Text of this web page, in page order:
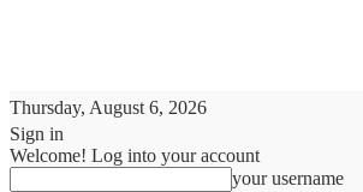
Thursday, August 6, 2026
Sign in
Welcome! Log into your account
your username